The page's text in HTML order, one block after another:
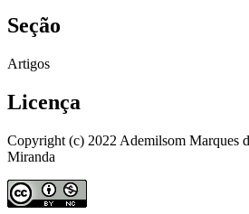
Seção
Artigos
Licença
Copyright (c) 2022 Ademilsom Marques
Miranda